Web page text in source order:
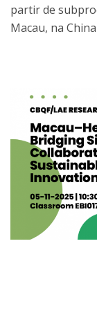
partir de
Macau, na